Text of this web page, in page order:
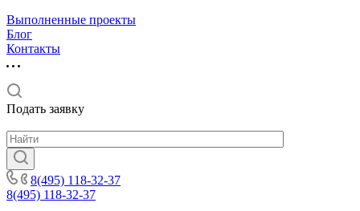
Выполненные проекты
Блог
Контакты
Подать заявку
8(495) 118-32-37
8(495) 118-32-37